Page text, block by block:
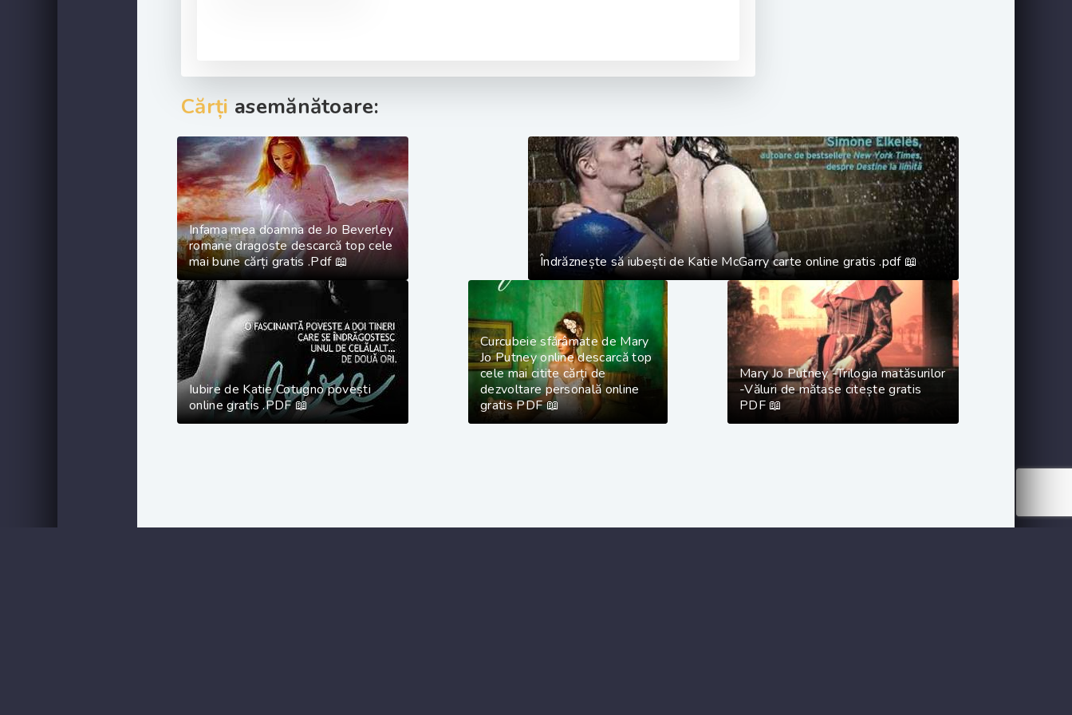
Cărți asemănătoare:
Infama mea doamna de Jo Beverley
romane dragoste descarcă top cele
mai bune cărți gratis .Pdf 📖
Îndrăznește să iubești de Katie McGarry carte online gratis .pdf 📖
Iubire de Katie Cotugno povești
online gratis .PDF 📖
Curcubeie sfărâmate de Mary
Jo Putney online descarcă top
cele mai citite cărți de
dezvoltare personală online
gratis PDF 📖
Mary Jo Putney -Trilogia matăsurilor
-Văluri de mătase citește gratis
PDF 📖